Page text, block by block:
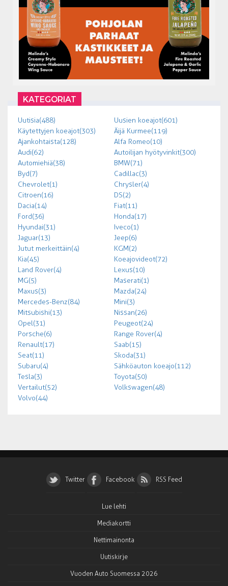
KATEGORIAT
Uutisia (488)
Uusien koeajot (601)
Käytettyjen koeajot (303)
Äijä Kurmee (119)
Ajankohtaista (128)
Alfa Romeo (10)
Audi (62)
Autoilijan hyötyvinkit (300)
Automiehiä (38)
BMW (71)
Byd (7)
Cadillac (3)
Chevrolet (1)
Chrysler (4)
Citroen (16)
DS (2)
Dacia (14)
Fiat (11)
Ford (36)
Honda (17)
Hyundai (31)
Iveco (1)
Jaguar (13)
Jeep (6)
Jutut merkeittäin (4)
KGM (2)
Kia (45)
Koeajovideot (72)
Land Rover (4)
Lexus (10)
MG (5)
Maserati (1)
Maxus (3)
Mazda (24)
Mercedes-Benz (84)
Mini (3)
Mitsubishi (13)
Nissan (26)
Opel (31)
Peugeot (24)
Porsche (6)
Range Rover (4)
Renault (17)
Saab (15)
Seat (11)
Skoda (31)
Subaru (4)
Sähköauton koeajo (112)
Tesla (3)
Toyota (50)
Vertailut (52)
Volkswagen (48)
Volvo (44)
Twitter Facebook RSS Feed
Lue lehti
Mediakortti
Nettimainonta
Uutiskirje
Vuoden Auto Suomessa 2026